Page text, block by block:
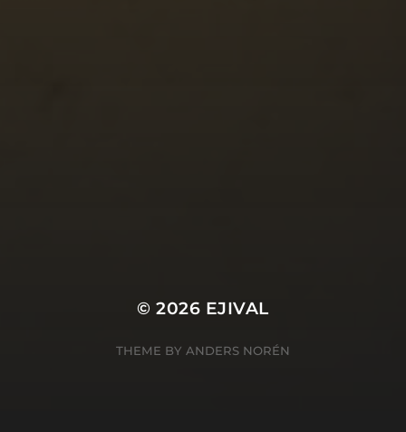
© 2026 EJIVAL
THEME BY ANDERS NORÉN